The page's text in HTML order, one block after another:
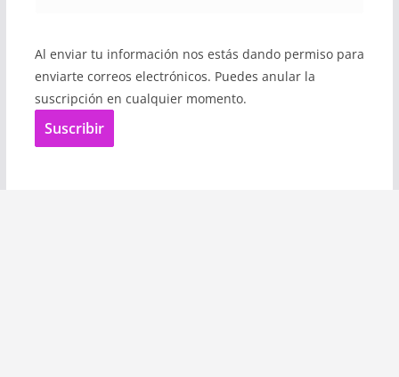
Al enviar tu información nos estás dando permiso para
enviarte correos electrónicos. Puedes anular la
suscripción en cualquier momento.
Suscribir